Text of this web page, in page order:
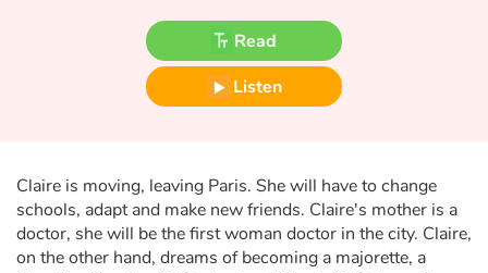
Heroines and Heroes
Ecology, nature, seasons
Travel, epic, investigation, adventure
Around the world
Read
Listen
Claire is moving, leaving Paris. She will have to change
schools, adapt and make new friends. Claire's mother is a
doctor, she will be the first woman doctor in the city. Claire,
on the other hand, dreams of becoming a majorette, a